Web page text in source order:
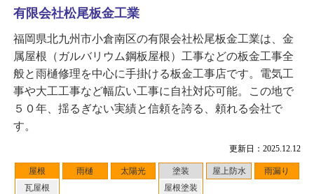
更新日：2025.12.12
屋根
瓦屋根
雨樋 太陽光
塗装
屋根塗装
屋上防水 雨漏り
有限会社松尾板金工業
福岡県北九州市小倉南区の有限会社松尾板金工業は、金
属屋根（ガルバリウム鋼板屋根）工事などの板金工事全
般と雨樋修理を中心に手掛ける板金工事店です。電気工
事や大工工事など幅広い工事に自社対応可能。この地で
５０年、揺るぎない実績と信頼を誇る、頼れる会社で
す。